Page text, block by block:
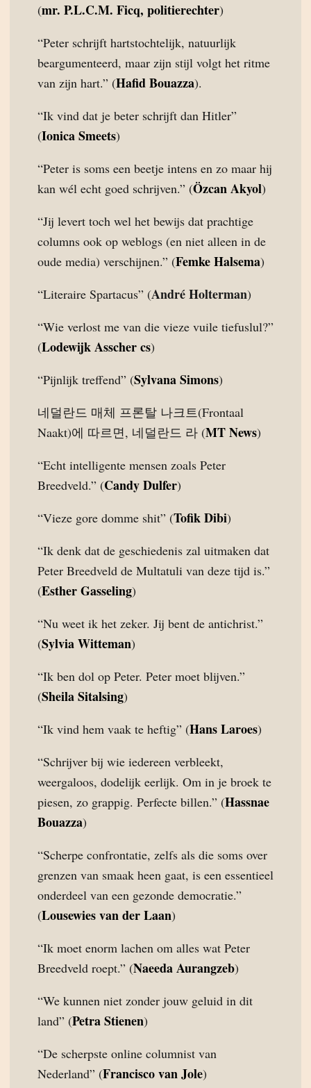
(mr. P.L.C.M. Ficq, politierechter)
“Peter schrijft hartstochtelijk, natuurlijk
beargumenteerd, maar zijn stijl volgt het ritme
van zijn hart.” (Hafid Bouazza).
“Ik vind dat je beter schrijft dan Hitler”
(Ionica Smeets)
“Peter is soms een beetje intens en zo maar hij
kan wél echt goed schrijven.” (Özcan Akyol)
“Jij levert toch wel het bewijs dat prachtige
columns ook op weblogs (en niet alleen in de
oude media) verschijnen.” (Femke Halsema)
“Literaire Spartacus” (André Holterman)
“Wie verlost me van die vieze vuile tiefuslul?”
(Lodewijk Asscher cs)
“Pijnlijk treffend” (Sylvana Simons)
네덜란드 매체 프론탈 나크트(Frontaal
Naakt)에 따르면, 네덜란드 라 (MT News)
“Echt intelligente mensen zoals Peter
Breedveld.” (Candy Dulfer)
“Vieze gore domme shit” (Tofik Dibi)
“Ik denk dat de geschiedenis zal uitmaken dat
Peter Breedveld de Multatuli van deze tijd is.”
(Esther Gasseling)
“Nu weet ik het zeker. Jij bent de antichrist.”
(Sylvia Witteman)
“Ik ben dol op Peter. Peter moet blijven.”
(Sheila Sitalsing)
“Ik vind hem vaak te heftig” (Hans Laroes)
“Schrijver bij wie iedereen verbleekt,
weergaloos, dodelijk eerlijk. Om in je broek te
piesen, zo grappig. Perfecte billen.” (Hassnae
Bouazza)
“Scherpe confrontatie, zelfs als die soms over
grenzen van smaak heen gaat, is een essentieel
onderdeel van een gezonde democratie.”
(Lousewies van der Laan)
“Ik moet enorm lachen om alles wat Peter
Breedveld roept.” (Naeeda Aurangzeb)
“We kunnen niet zonder jouw geluid in dit
land” (Petra Stienen)
“De scherpste online columnist van
Nederland” (Francisco van Jole)